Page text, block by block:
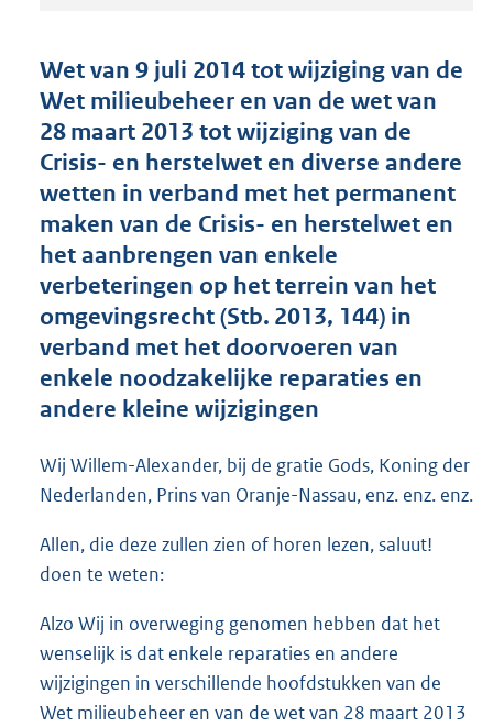
d
s
g
o
o
t
t
e
:
5
K
b
Wet van 9 juli 2014 tot wijziging van de
Wet milieubeheer en van de wet van
28 maart 2013 tot wijziging van de
Crisis- en herstelwet en diverse andere
wetten in verband met het permanent
maken van de Crisis- en herstelwet en
het aanbrengen van enkele
verbeteringen op het terrein van het
omgevingsrecht (Stb. 2013, 144) in
verband met het doorvoeren van
enkele noodzakelijke reparaties en
andere kleine wijzigingen
Wij Willem-Alexander, bij de gratie Gods, Koning der
Nederlanden, Prins van Oranje-Nassau, enz. enz. enz.
Allen, die deze zullen zien of horen lezen, saluut!
doen te weten:
Alzo Wij in overweging genomen hebben dat het
wenselijk is dat enkele reparaties en andere
wijzigingen in verschillende hoofdstukken van de
Wet milieubeheer en van de wet van 28 maart 2013